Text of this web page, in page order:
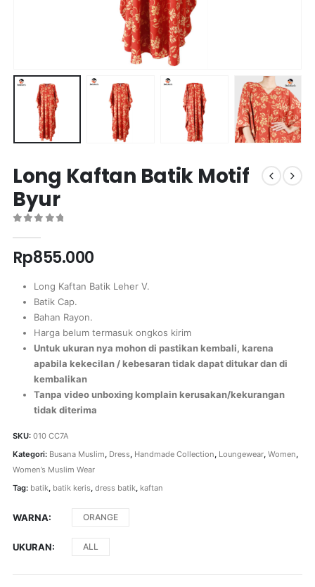
Long Kaftan Batik Motif
Byur
Rp855.000
Long Kaftan Batik Leher V.
Batik Cap.
Bahan Rayon.
Harga belum termasuk ongkos kirim
Untuk ukuran nya mohon di pastikan kembali, karena
apabila kekecilan / kebesaran tidak dapat ditukar dan di
kembalikan
Tanpa video unboxing komplain kerusakan/kekurangan
tidak diterima
SKU: 010 CC7A
Kategori: Busana Muslim, Dress, Handmade Collection, Loungewear, Women,
Women’s Muslim Wear
Tag: batik, batik keris, dress batik, kaftan
WARNA ORANGE
UKURAN ALL